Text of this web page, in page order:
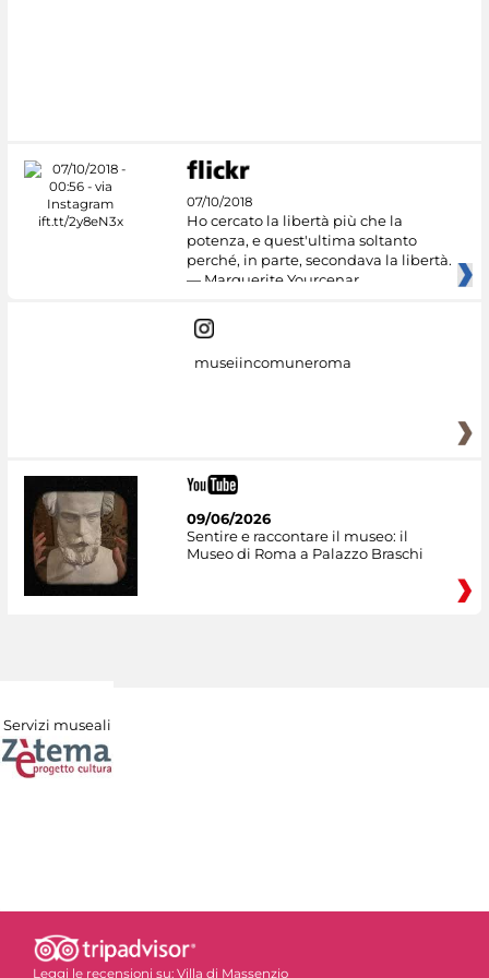
07/10/2018
Ho cercato la libertà più che la
potenza, e quest'ultima soltanto
perché, in parte, secondava la libertà.
— Marguerite Yourcenar
museiincomuneroma
09/06/2026
Sentire e raccontare il museo: il
Museo di Roma a Palazzo Braschi
Servizi museali
Leggi le recensioni su: Villa di Massenzio